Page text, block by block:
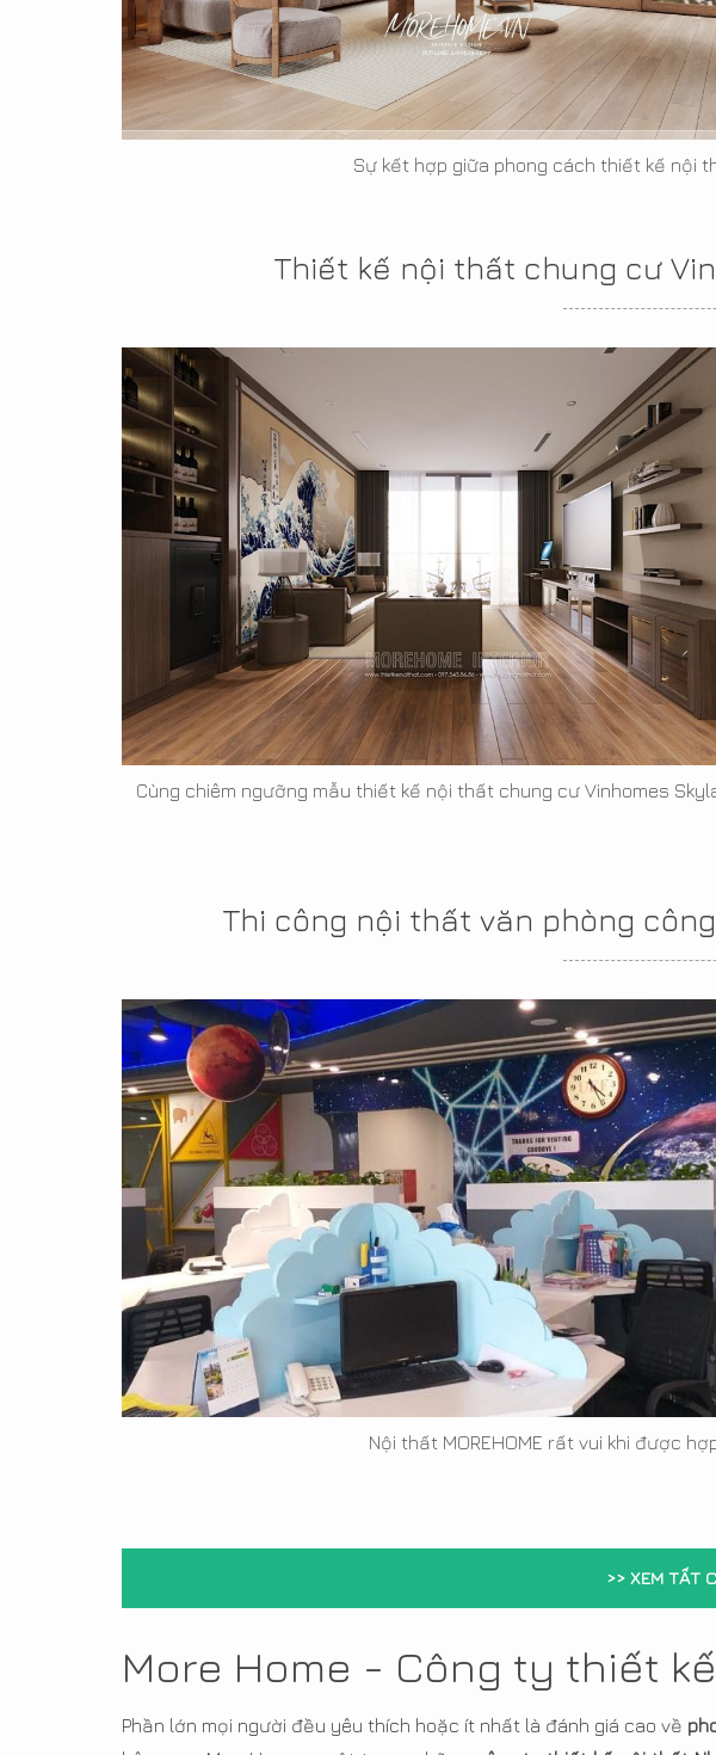
Sự kết hợp giữa phong cách thiết kế nội
Thiết kế nội thất chung cư
Cùng chiêm ngưỡng mẫu thiết kế nội thất chung cư Vinhomes
Thi công nội thất văn phòng
Nội thất MOREHOME rất vui khi được
>> XEM TẤT
More Home - Công ty thiết
Phần lớn mọi người đều yêu thích hoặc ít nhất là đánh giá cao về